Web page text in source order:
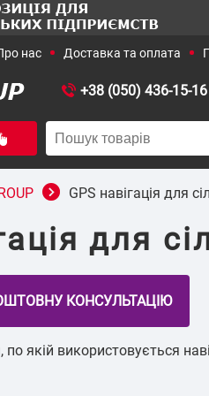
+38 (050) 436-15-16
+38 (067) 381-23-
Галузеві рішення
GPS навігація для
для
якій використовується